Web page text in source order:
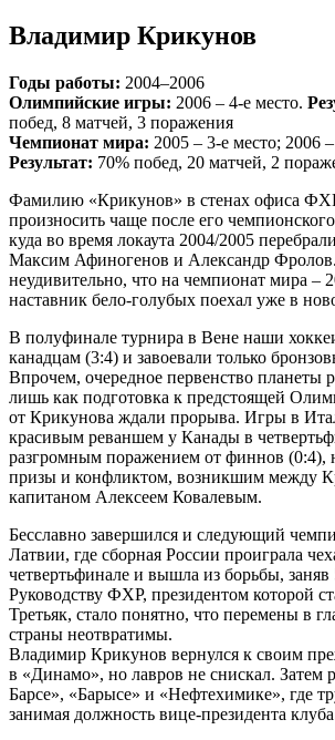
Владимир Крикунов
Годы работы: 2004–2006
Олимпийские игры: 2006 – 4-е место.
побед, 8 матчей, 3 поражения
Чемпионат мира: 2005 – 3-е место; 2006
Результат: 70% побед, 20 матчей, 2
Фамилию «Крикунов» в стенах офиса
произносить чаще после его
куда во время локаута 2004/2005
Максим Афиногенов и Александр
неудивительно, что на чемпионат мира –
наставник бело-голубых поехал уже в
В полуфинале турнира в Вене наши
канадцам (3:4) и завоевали только
Впрочем, очередное первенство планеты
лишь как подготовка к предстоящей
от Крикунова ждали прорыва. Игры в
красивым реваншем у Канады в
разгромным поражением от финнов (0:4),
призы и конфликтом, возникшим между
капитаном Алексеем Ковалевым.
Бесславно завершился и следующий
Латвии, где сборная России проиграла
четвертьфинале и вышла из борьбы, заняв
Руководству ФХР, президентом которой
Третьяк, стало понятно, что перемены в
страны неотвратимы.
Владимир Крикунов вернулся к своим
в «Динамо», но лавров не снискал. Затем
Барсе», «Барысе» и «Нефтехимике», где
занимая должность вице-президента